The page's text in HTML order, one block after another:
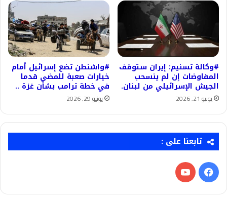
#وكالة تسنيم: إيران ستوقف
المفاوضات إن لم ينسحب
الجيش الإسرائيلي من لبنان.
يونيو 21, 2026
#واشنطن تضع إسرائيل أمام
خيارات صعبة للمضي قدما
في خطة ترامب بشأن غزة ..
يونيو 29, 2026
تابعنا على :
فيسبوك‫YouTube